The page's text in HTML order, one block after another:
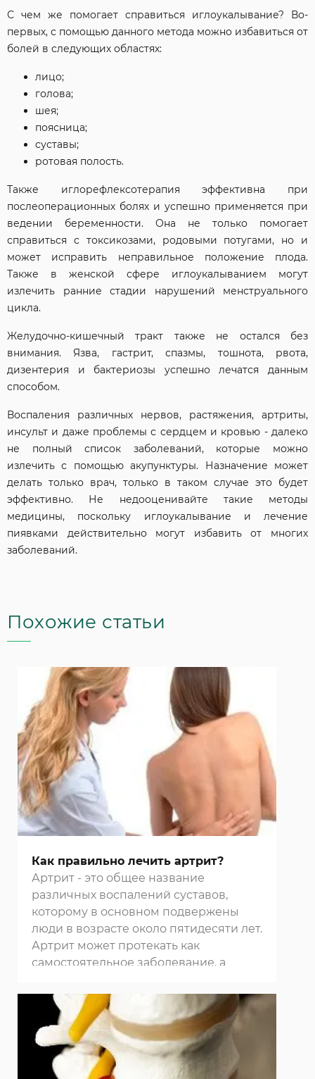
С чем же помогает справиться иглоукалывание? Во-
первых, с помощью данного метода можно избавиться от
болей в следующих областях:
лицо;
голова;
шея;
поясница;
суставы;
ротовая полость.
Также иглорефлексотерапия эффективна при
послеоперационных болях и успешно применяется при
ведении беременности. Она не только помогает
справиться с токсикозами, родовыми потугами, но и
может исправить неправильное положение плода.
Также в женской сфере иглоукалыванием могут
излечить ранние стадии нарушений менструального
цикла.
Желудочно-кишечный тракт также не остался без
внимания. Язва, гастрит, спазмы, тошнота, рвота,
дизентерия и бактериозы успешно лечатся данным
способом.
Воспаления различных нервов, растяжения, артриты,
инсульт и даже проблемы с сердцем и кровью - далеко
не полный список заболеваний, которые можно
излечить с помощью акупунктуры. Назначение может
делать только врач, только в таком случае это будет
эффективно. Не недооценивайте такие методы
медицины, поскольку иглоукалывание и лечение
пиявками действительно могут избавить от многих
заболеваний.
Похожие статьи
Как правильно лечить артрит?
Артрит - это общее название
различных воспалений суставов,
которому в основном подвержены
люди в возрасте около пятидесяти лет.
Артрит может протекать как
самостоятельное заболевание, а
болезней.